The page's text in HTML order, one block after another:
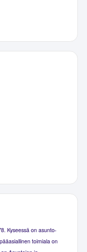
Kyseessä on asunto-
toimiala on